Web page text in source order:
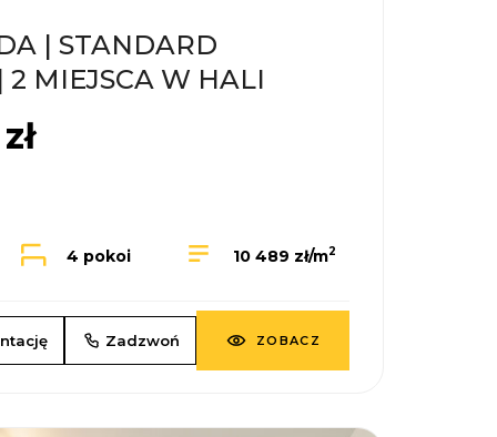
| STANDARD
MIEJSCA W HALI
4 pokoi 10 489 zł/m2
Zadzwoń ZOBACZ